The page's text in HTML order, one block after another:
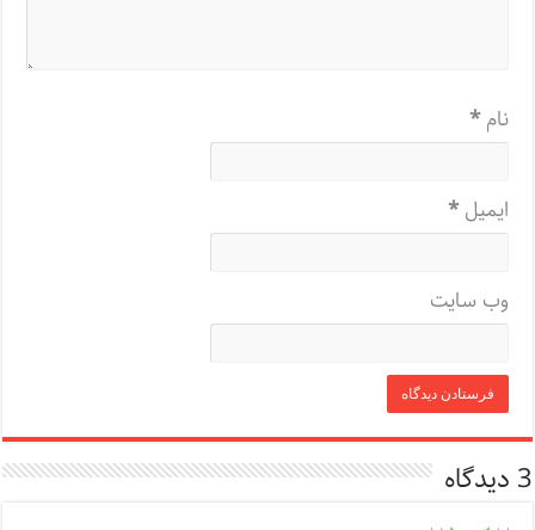
نام*
ایمیل*
وب‌ سایت
3 دیدگاه